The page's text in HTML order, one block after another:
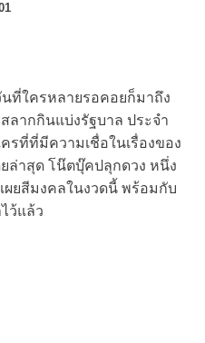
ที่ใครหลายรอคอยก็มาถึง
ลากกินแบ่งรัฐบาล ประจำ
รที่ที่มีความเชื่อในเรื่องของ
ล่าสุด โน๊ตบุ๊คปลุกดวง หนึ่ง
ยสีมงคลในงวดนี้ พร้อมกับ
ว้แล้ว